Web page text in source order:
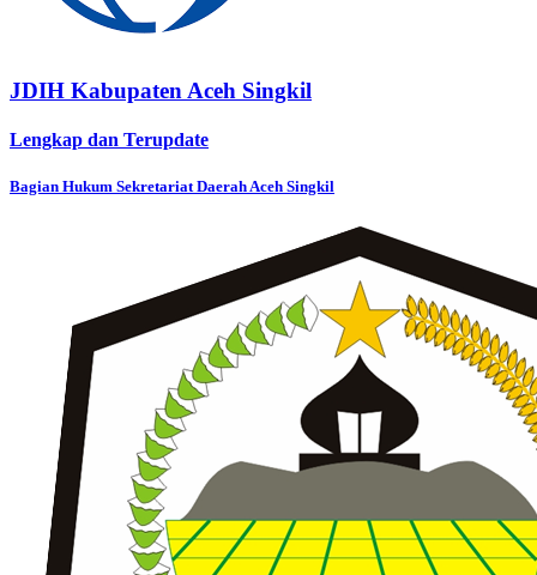
JDIH Kabupaten Aceh Singkil
Lengkap dan Terupdate
Bagian Hukum Sekretariat Daerah Aceh Singkil